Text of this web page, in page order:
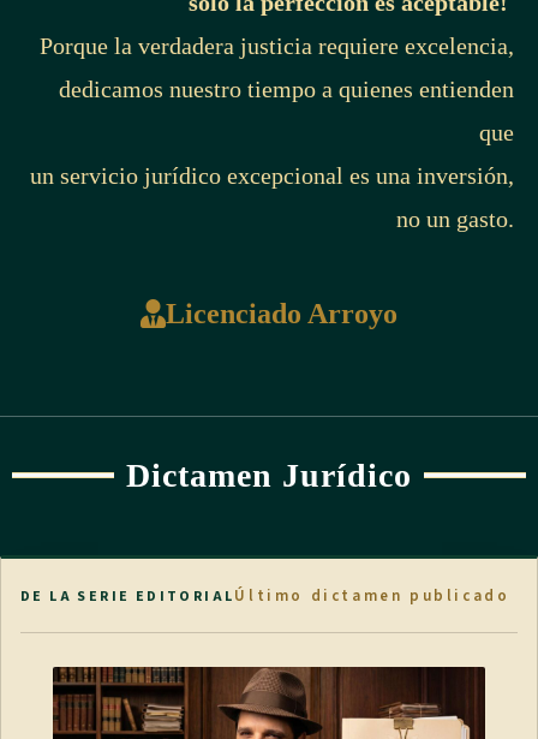
Porque la verdadera justicia requiere excelencia,
dedicamos nuestro tiempo a quienes entienden
que
un servicio jurídico excepcional es una inversión,
no un gasto.
Licenciado Arroyo
Dictamen Jurídico
DE LA SERIE EDITORIALÚltimo dictamen publicado